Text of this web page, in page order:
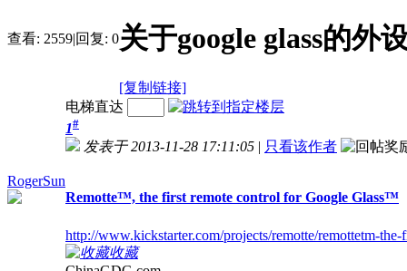
查看: 2559|回复: 0关于google glass的外
[复制链接]
RogerSun
电梯直达
1#
发表于 2013-11-28 17:11:05 | 只看该作者
Remotte™, the first remote control for Google Glass™
http://www.kickstarter.com/projects/remotte/remottetm-
收藏